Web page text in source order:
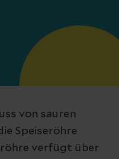
von sauren
Speiseröhre
verfügt über